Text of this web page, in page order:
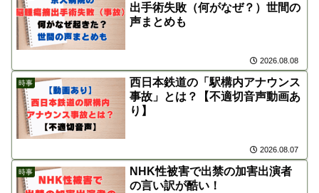
出手術失敗（何がなぜ？）世間の
声まとめも
2026.08.08
時事
西日本鉄道の「駅構内アナウンス
事故」とは？【不適切音声動画あ
り】
2026.08.07
時事
NHK性被害で出禁の加害出演者
の言い訳が酷い！